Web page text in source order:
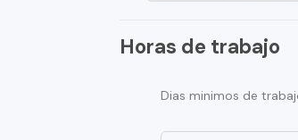
Horas de trabajo
Dias minimos de